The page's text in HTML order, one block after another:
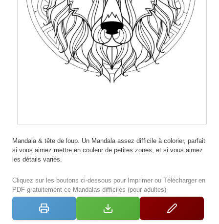
Mandala & tête de loup. Un Mandala assez difficile à colorier, parfait
si vous aimez mettre en couleur de petites zones, et si vous aimez
les détails variés.
Cliquez sur les boutons ci-dessous pour Imprimer ou Télécharger en
PDF gratuitement ce Mandalas difficiles (pour adultes)